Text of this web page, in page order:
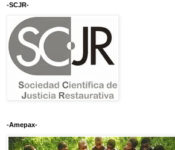
-SCJR-
-Amepax-